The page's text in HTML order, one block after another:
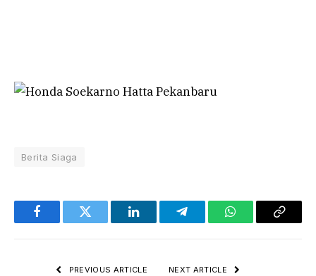
Berita Siaga
FacebookTwitter LinkedInTelegramWhatsAppCopy
PREVIOUS ARTICLE NEXT ARTICLE